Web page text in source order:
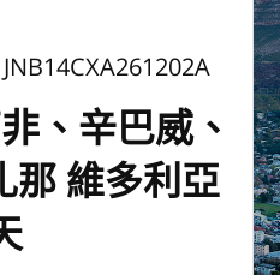
、辛巴威、
那 維多利亞